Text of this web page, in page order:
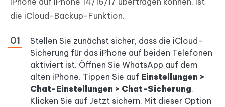
die iCloud-Backup-Funktion.
Stellen Sie zunächst sicher, dass die iCloud-
Sicherung für das iPhone auf beiden Telefonen
aktiviert ist. Öffnen Sie WhatsApp auf dem
alten iPhone. Tippen Sie auf Einstellungen >
Chat-Einstellungen > Chat-Sicherung.
Klicken Sie auf Jetzt sichern. Mit dieser Option